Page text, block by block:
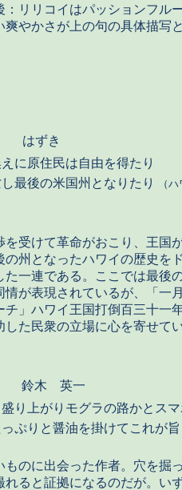
：リリコイはパッションフル
爽やかさが上の句の具体描写
はずき
に原住民は自由を得たり
最後の米国州となりたり
（
を受けて革命がおこり、王国
の州となったハワイの歴史を
た一連である。ここでは最後
情が表現されているが、「一
チ」ハワイ王国打倒百三十一
した民衆の立場に心を寄せて
鈴木 英一
り上がりモグラの路かとス
ぷりと醤油を掛けてこれが
ものに出会った作者。穴を掘
れると証拠になるのだが。い